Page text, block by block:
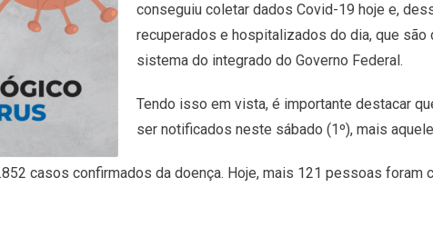
conseguiu coletar dados Covid-19 hoje e,
recuperados e hospitalizados do dia, que
sistema do integrado do Governo Federal.
Tendo isso em vista, é importante destacar
ser notificados neste sábado (1º), mais
casos confirmados da doença. Hoje, mais 121 pessoas foram